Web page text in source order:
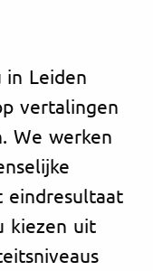
in Leiden
vertalingen
We werken
eindresultaat
kiezen uit